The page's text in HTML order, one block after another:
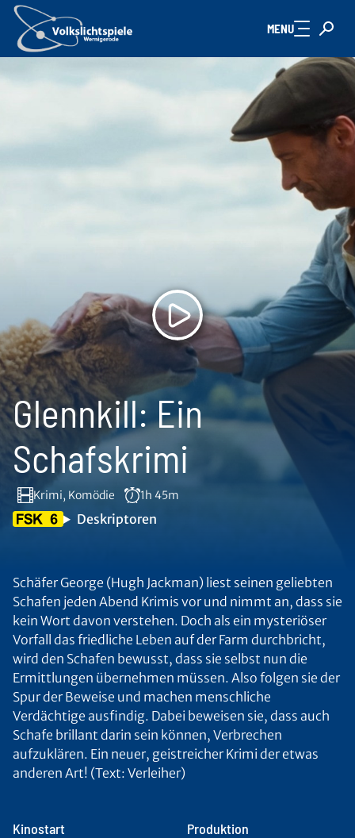
Zum Hauptinhalt springen MENU
Glennkill: Ein
Schafskrimi
Krimi, Komödie 1h 45m
Deskriptoren
Schäfer George (Hugh Jackman) liest seinen geliebten
Schafen jeden Abend Krimis vor und nimmt an, dass sie
kein Wort davon verstehen. Doch als ein mysteriöser
Vorfall das friedliche Leben auf der Farm durchbricht,
wird den Schafen bewusst, dass sie selbst nun die
Ermittlungen übernehmen müssen. Also folgen sie der
Spur der Beweise und machen menschliche
Verdächtige ausfindig. Dabei beweisen sie, dass auch
Schafe brillant darin sein können, Verbrechen
aufzuklären. Ein neuer, geistreicher Krimi der etwas
anderen Art! (Text: Verleiher)
Kinostart Produktion